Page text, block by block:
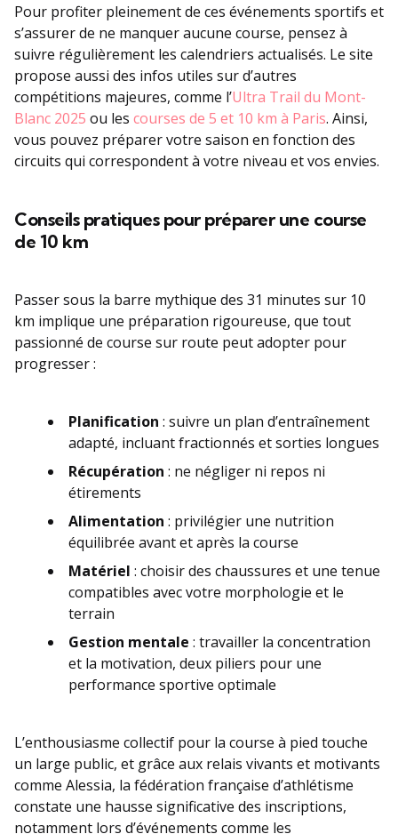
Pour profiter pleinement de ces événements sportifs et
s’assurer de ne manquer aucune course, pensez à
suivre régulièrement les calendriers actualisés. Le site
propose aussi des infos utiles sur d’autres
compétitions majeures, comme l’Ultra Trail du Mont-
Blanc 2025 ou les courses de 5 et 10 km à Paris. Ainsi,
vous pouvez préparer votre saison en fonction des
circuits qui correspondent à votre niveau et vos envies.
Conseils pratiques pour préparer une course
de 10 km
Passer sous la barre mythique des 31 minutes sur 10
km implique une préparation rigoureuse, que tout
passionné de course sur route peut adopter pour
progresser :
Planification : suivre un plan d’entraînement
adapté, incluant fractionnés et sorties longues
Récupération : ne négliger ni repos ni
étirements
Alimentation : privilégier une nutrition
équilibrée avant et après la course
Matériel : choisir des chaussures et une tenue
compatibles avec votre morphologie et le
terrain
Gestion mentale : travailler la concentration
et la motivation, deux piliers pour une
performance sportive optimale
L’enthousiasme collectif pour la course à pied touche
un large public, et grâce aux relais vivants et motivants
comme Alessia, la fédération française d’athlétisme
constate une hausse significative des inscriptions,
notamment lors d’événements comme les